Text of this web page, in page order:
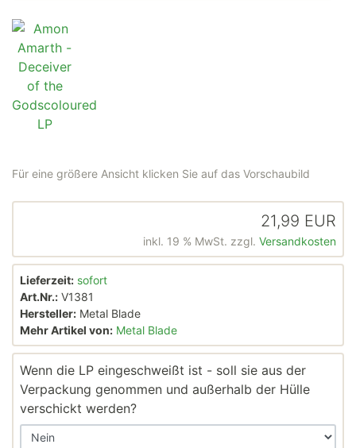
Für eine größere Ansicht klicken Sie auf das Vorschaubild
21,99 EUR
inkl. 19 % MwSt. zzgl. Versandkosten
Lieferzeit: sofort
Art.Nr.: V1381
Hersteller: Metal Blade
Mehr Artikel von: Metal Blade
Wenn die LP eingeschweißt ist - soll sie aus der
Verpackung genommen und außerhalb der Hülle
verschickt werden?